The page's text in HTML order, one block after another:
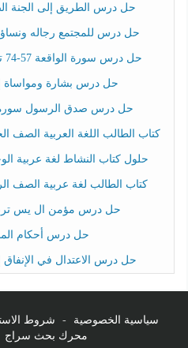
حل درس الطريق إلى الجنة
حل درس للمجتمع رجاله
حل درس سورة الواقعة 57-74 تربية اسلامية الصف التاسع
حل درس بشارة ومواساة
حل درس صدق الرسول سورة يس 1-12
كتاب الطالب اللغة العربية الصف الخامس
حلول كتاب النشاط لغة عربية
كتاب الطالب لغة عربية الصف الرابع
حل درس مؤمن ال يس
حل درس أحكام
حل درس الاعتدال في الإنفاق
سياسية الخصوصية - شروط
محرك بحث سراج